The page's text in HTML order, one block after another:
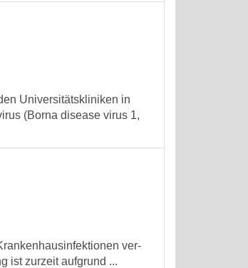
Universitäts­kliniken in
(Borna disease virus 1,
ver­
ist zur­zeit auf­grund ...